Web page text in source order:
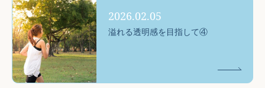
2026.02.05
溢れる透明感を目指して④